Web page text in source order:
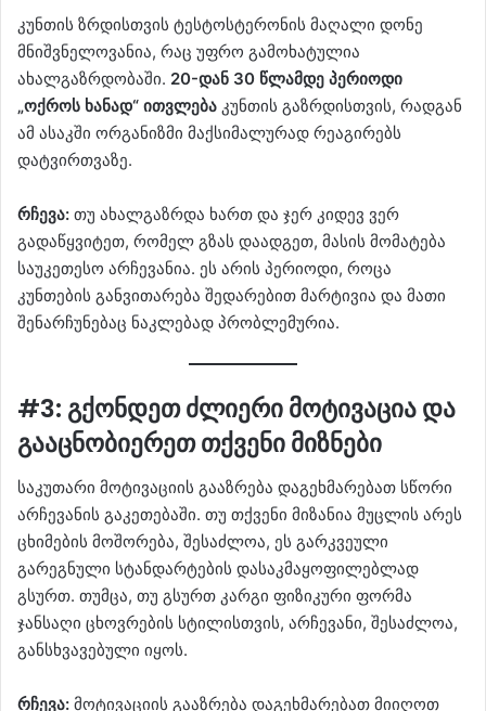
კუნთის ზრდისთვის ტესტოსტერონის მაღალი დონე
მნიშვნელოვანია, რაც უფრო გამოხატულია
ახალგაზრდობაში. 20-დან 30 წლამდე პერიოდი
„ოქროს ხანად“ ითვლება კუნთის გაზრდისთვის, რადგან
ამ ასაკში ორგანიზმი მაქსიმალურად რეაგირებს
დატვირთვაზე.
რჩევა: თუ ახალგაზრდა ხართ და ჯერ კიდევ ვერ
გადაწყვიტეთ, რომელ გზას დაადგეთ, მასის მომატება
საუკეთესო არჩევანია. ეს არის პერიოდი, როცა
კუნთების განვითარება შედარებით მარტივია და მათი
შენარჩუნებაც ნაკლებად პრობლემურია.
#3: გქონდეთ ძლიერი მოტივაცია და
გააცნობიერეთ თქვენი მიზნები
საკუთარი მოტივაციის გააზრება დაგეხმარებათ სწორი
არჩევანის გაკეთებაში. თუ თქვენი მიზანია მუცლის არეს
ცხიმების მოშორება, შესაძლოა, ეს გარკვეული
გარეგნული სტანდარტების დასაკმაყოფილებლად
გსურთ. თუმცა, თუ გსურთ კარგი ფიზიკური ფორმა
ჯანსაღი ცხოვრების სტილისთვის, არჩევანი, შესაძლოა,
განსხვავებული იყოს.
რჩევა: მოტივაციის გააზრება დაგეხმარებათ მიიღოთ